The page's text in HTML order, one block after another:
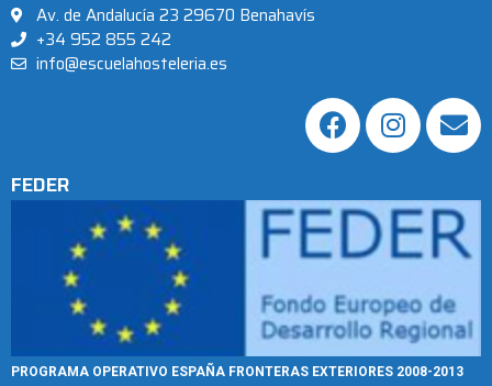
Av. de Andalucía 23 29670 Benahavís
+34 952 855 242
info@escuelahosteleria.es
FEDER
PROGRAMA OPERATIVO ESPAÑA FRONTERAS EXTERIORES 2008-2013